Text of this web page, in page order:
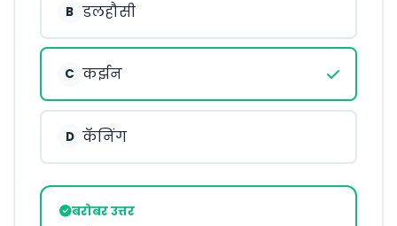
B डलहौसी
C कर्झन
D कॅनिंग
बरोबर उत्तर